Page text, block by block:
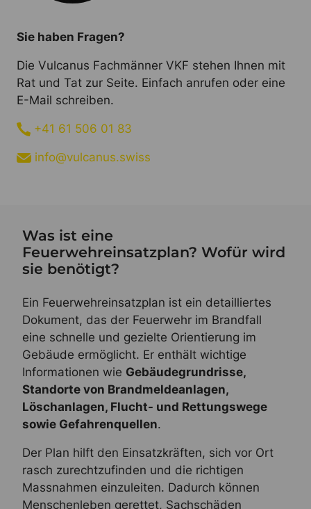
Sie haben Fragen?
Die Vulcanus Fachmänner VKF stehen Ihnen mit
Rat und Tat zur Seite. Einfach anrufen oder eine
E-Mail schreiben.
+41 61 506 01 83
info@vulcanus.swiss
Was ist eine
Feuerwehreinsatzplan? Wofür wird
sie benötigt?
Ein Feuerwehreinsatzplan ist ein detailliertes
Dokument, das der Feuerwehr im Brandfall
eine schnelle und gezielte Orientierung im
Gebäude ermöglicht. Er enthält wichtige
Informationen wie Gebäudegrundrisse,
Standorte von Brandmeldeanlagen,
Löschanlagen, Flucht- und Rettungswege
sowie Gefahrenquellen.
Der Plan hilft den Einsatzkräften, sich vor Ort
rasch zurechtzufinden und die richtigen
Massnahmen einzuleiten. Dadurch können
Menschenleben gerettet, Sachschäden